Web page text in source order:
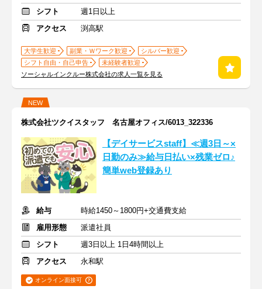
シフト
週1日以上
アクセス
渕高駅
大学生歓迎 副業・Ｗワーク歓迎
シルバー歓迎
シフト自由・自己申告
未経験者歓迎
ソーシャルインクルー株式会社の求人一覧を見る
NEW
株式会社ツクイスタッフ 名古屋オフィス/6013_322336
【デイサービスstaff】≪週3日～×
日勤のみ≫給与日払い×残業ゼロ♪
簡単web登録あり
給与
時給1450～1800円+交通費支給
雇用形態
派遣社員
シフト
週3日以上 1日4時間以上
アクセス
永和駅
オンライン面接可